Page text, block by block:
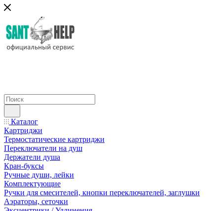
Каталог
Картриджи
Термостатические картриджи
Переключатели на душ
Держатели душа
Кран-буксы
Ручные души, лейки
Комплектующие
Ручки для смесителей, кнопки переключателей, заглушки
Аэраторы, сеточки